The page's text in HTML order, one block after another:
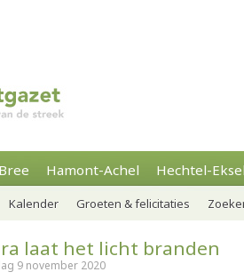
Bree Hamont-Achel Hechtel-
Kalender Groeten & felicitaties
laat het licht branden
9 november 2020